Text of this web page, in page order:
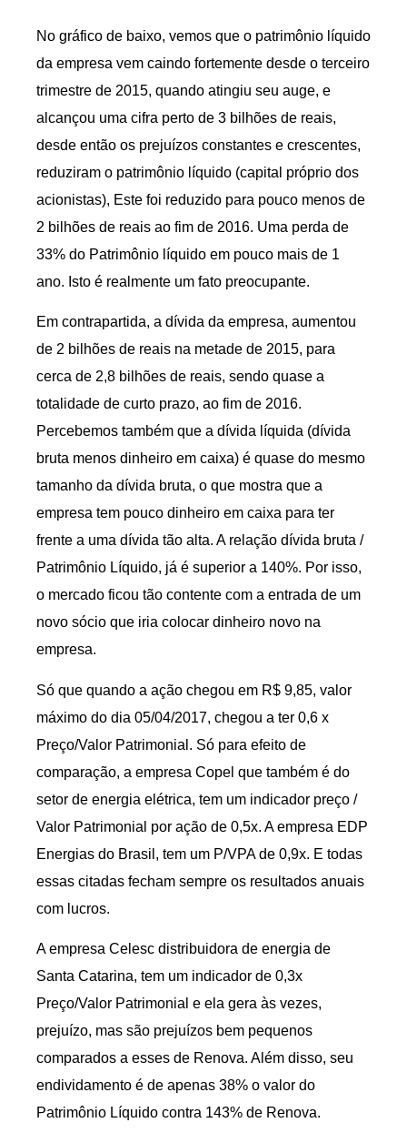
No gráfico de baixo, vemos que o patrimônio líquido
da empresa vem caindo fortemente desde o terceiro
trimestre de 2015, quando atingiu seu auge, e
alcançou uma cifra perto de 3 bilhões de reais,
desde então os prejuízos constantes e crescentes,
reduziram o patrimônio líquido (capital próprio dos
acionistas), Este foi reduzido para pouco menos de
2 bilhões de reais ao fim de 2016. Uma perda de
33% do Patrimônio líquido em pouco mais de 1
ano. Isto é realmente um fato preocupante.
Em contrapartida, a dívida da empresa, aumentou
de 2 bilhões de reais na metade de 2015, para
cerca de 2,8 bilhões de reais, sendo quase a
totalidade de curto prazo, ao fim de 2016.
Percebemos também que a dívida líquida (dívida
bruta menos dinheiro em caixa) é quase do mesmo
tamanho da dívida bruta, o que mostra que a
empresa tem pouco dinheiro em caixa para ter
frente a uma dívida tão alta. A relação dívida bruta /
Patrimônio Líquido, já é superior a 140%. Por isso,
o mercado ficou tão contente com a entrada de um
novo sócio que iria colocar dinheiro novo na
empresa.
Só que quando a ação chegou em R$ 9,85, valor
máximo do dia 05/04/2017, chegou a ter 0,6 x
Preço/Valor Patrimonial. Só para efeito de
comparação, a empresa Copel que também é do
setor de energia elétrica, tem um indicador preço /
Valor Patrimonial por ação de 0,5x. A empresa EDP
Energias do Brasil, tem um P/VPA de 0,9x. E todas
essas citadas fecham sempre os resultados anuais
com lucros.
A empresa Celesc distribuidora de energia de
Santa Catarina, tem um indicador de 0,3x
Preço/Valor Patrimonial e ela gera às vezes,
prejuízo, mas são prejuízos bem pequenos
comparados a esses de Renova. Além disso, seu
endividamento é de apenas 38% o valor do
Patrimônio Líquido contra 143% de Renova.